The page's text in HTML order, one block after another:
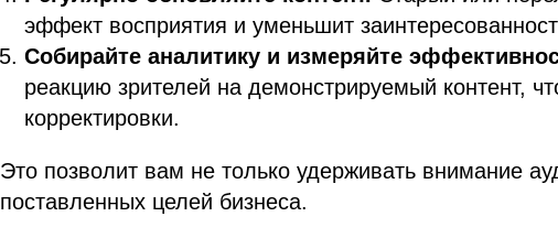
эффект восприятия и уменьшит
Собирайте аналитику и измеряйте
реакцию зрителей на демонстрируемый контент,
корректировки.
Это позволит вам не только удерживать внимание
поставленных целей бизнеса.